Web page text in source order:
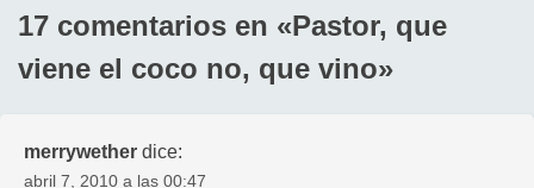
17 comentarios en «Pastor, que
viene el coco no, que vino»
merrywether dice:
abril 7, 2010 a las 00:47